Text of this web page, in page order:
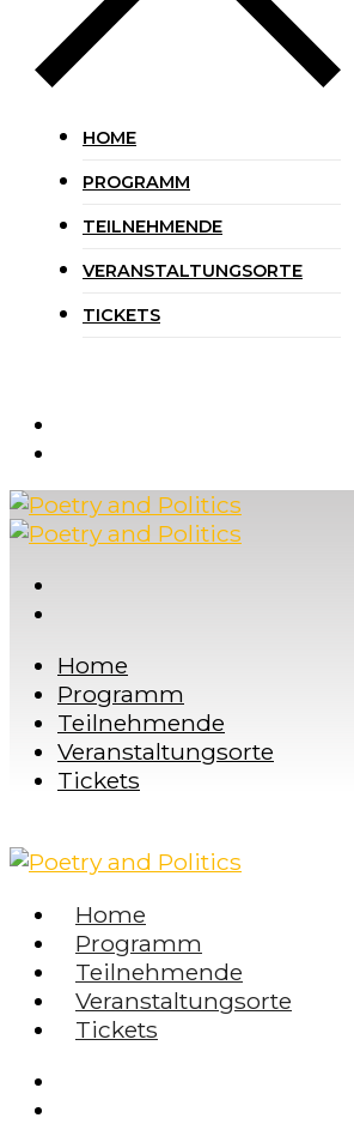
HOME
PROGRAMM
TEILNEHMENDE
VERANSTALTUNGSORTE
TICKETS
Home
Programm
Teilnehmende
Veranstaltungsorte
Tickets
Home
Programm
Teilnehmende
Veranstaltungsorte
Tickets